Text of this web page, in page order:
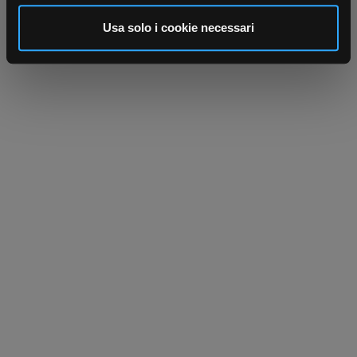
analizzare il nostro traffico. Condividiamo inoltre
informazioni sul modo in cui utilizza il nostro sito con i
nostri partner che si occupano di analisi dei dati web,
pubblicità e social media, i quali potrebbero combinarle
Usa solo i cookie necessari